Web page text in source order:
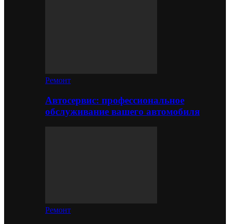
Ремонт
Автосервис: профессиональное
обслуживание вашего автомобиля
Ремонт